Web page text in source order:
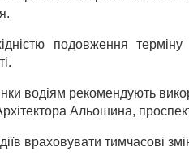
подовження
водіям рекомендують
Альошина,
враховувати тимчасові